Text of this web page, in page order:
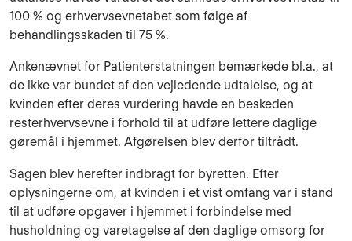
100 % og erhvervsevnetabet som følge af
behandlingsskaden til 75 %.
Ankenævnet for Patienterstatningen bemærkede bl.a., at
de ikke var bundet af den vejledende udtalelse, og at
kvinden efter deres vurdering havde en beskeden
resterhvervsevne i forhold til at udføre lettere daglige
gøremål i hjemmet. Afgørelsen blev derfor tiltrådt.
Sagen blev herefter indbragt for byretten. Efter
oplysningerne om, at kvinden i et vist omfang var i stand
til at udføre opgaver i hjemmet i forbindelse med
husholdning og varetagelse af den daglige omsorg for